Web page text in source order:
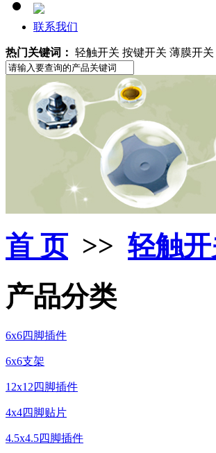
联系我们
热门关键词： 轻触开关 按键开关 薄膜开
首 页>> 轻触
产品分类
6x6四脚插件
6x6支架
12x12四脚插件
4x4四脚贴片
4.5x4.5四脚插件